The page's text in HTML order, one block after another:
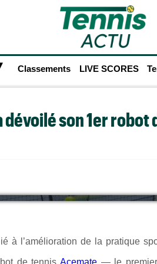
Classements LIVE SCORES
son 1er robot
à l’amélioration de la pratique
de tennis Acemate — le